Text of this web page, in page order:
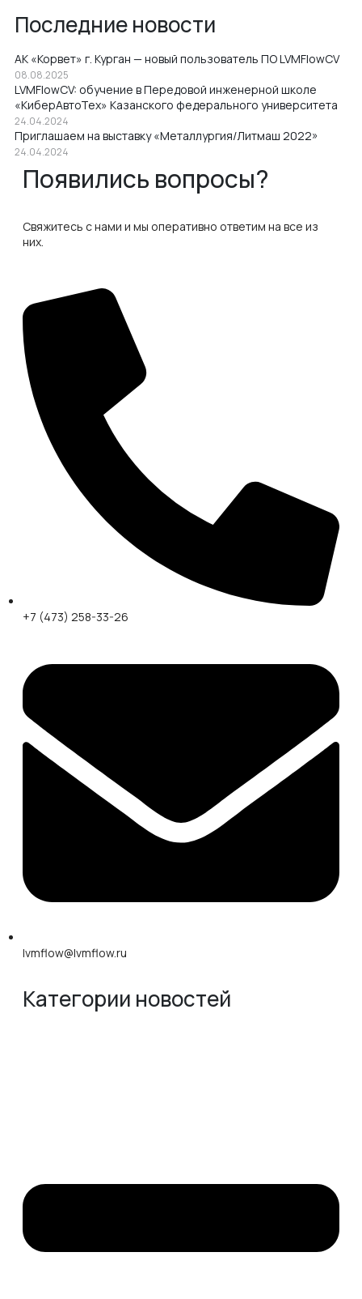
Последние новости
АК «Корвет» г. Курган — новый пользователь ПО LVMFlowCV
08.08.2025
LVMFlowCV: обучение в Передовой инженерной школе
«КиберАвтоТех» Казанского федерального университета
24.04.2024
Приглашаем на выставку «Металлургия/Литмаш 2022»
24.04.2024
Появились вопросы?
Свяжитесь с нами и мы оперативно ответим на все из
них.
+7 (473) 258-33-26
lvmflow@lvmflow.ru
Категории новостей